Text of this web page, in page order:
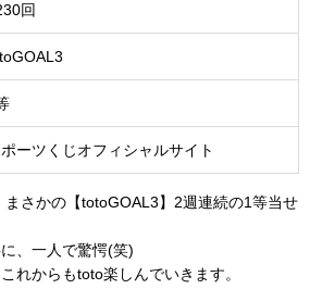
回
ーツくじオフィシャルサイト
さかの【totoGOAL3】2週連続の1等当せ
、一人で驚愕(笑)
れからもtoto楽しんでいきます。